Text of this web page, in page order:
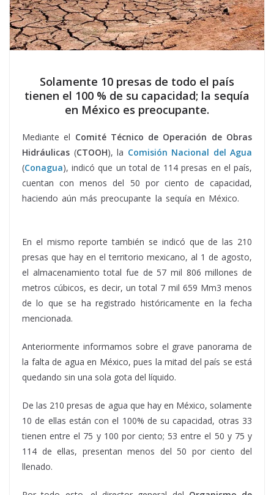
Solamente 10 presas de todo el país
tienen el 100 % de su capacidad; la sequía
en México es preocupante.
Mediante el Comité Técnico de Operación de Obras
Hidráulicas (CTOOH), la Comisión Nacional del Agua
(Conagua), indicó que un total de 114 presas en el país,
cuentan con menos del 50 por ciento de capacidad,
haciendo aún más preocupante la sequía en México.
En el mismo reporte también se indicó que de las 210
presas que hay en el territorio mexicano, al 1 de agosto,
el almacenamiento total fue de 57 mil 806 millones de
metros cúbicos, es decir, un total 7 mil 659 Mm3 menos
de lo que se ha registrado históricamente en la fecha
mencionada.
Anteriormente informamos sobre el grave panorama de
la falta de agua en México, pues la mitad del país se está
quedando sin una sola gota del líquido.
De las 210 presas de agua que hay en México, solamente
10 de ellas están con el 100% de su capacidad, otras 33
tienen entre el 75 y 100 por ciento; 53 entre el 50 y 75 y
114 de ellas, presentan menos del 50 por ciento del
llenado.